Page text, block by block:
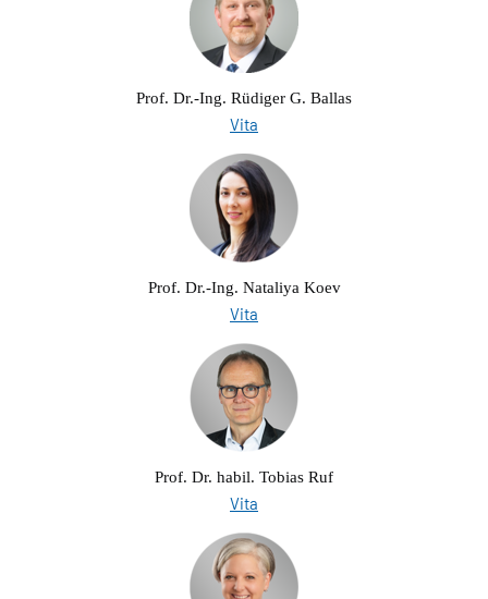
Prof. Dr.-Ing. Rüdiger G. Ballas
Vita
Prof. Dr.-Ing. Nataliya Koev
Vita
Prof. Dr. habil. Tobias Ruf
Vita